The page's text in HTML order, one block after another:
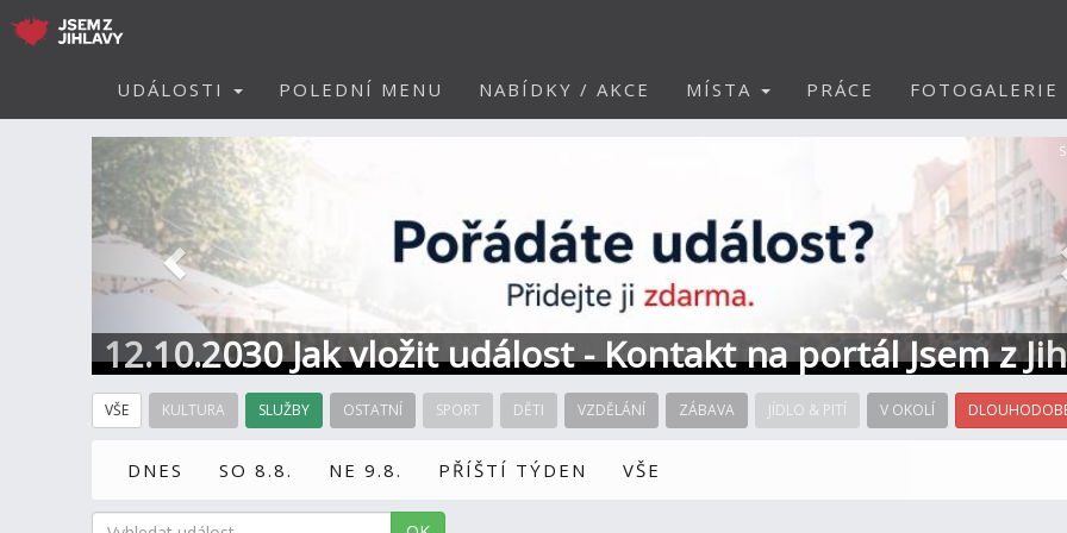
UDÁLOSTI POLEDNÍ MENU NABÍDKY / AKCE MÍSTA PRÁCE FOTOGALERIE
12.10.2030 Jak vložit událost - Kontakt na portál Jsem z
Předchozí
VŠE KULTURA SLUŽBY OSTATNÍ SPORT DĚTI VZDĚLÁNÍ ZÁBAVA JÍDLO & PITÍ V OKOLÍ
DNES SO 8.8. NE 9.8. PŘÍŠTÍ TÝDEN VŠE